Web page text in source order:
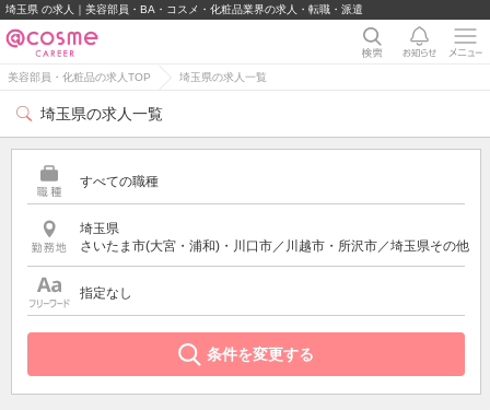
埼玉県 の求人｜美容部員・BA・コスメ・化粧品業界の求人・転職・派遣
美容部員・化粧品の求人TOP 埼玉県の求人一覧
埼玉県の求人一覧
すべての職種
埼玉県
さいたま市(大宮・浦和)・川口市／川越市・所沢市／埼玉県その他
指定なし
条件を変更する